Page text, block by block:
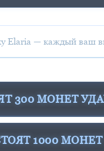
Elaria — каждый ваш
300 МОНЕТ
1000